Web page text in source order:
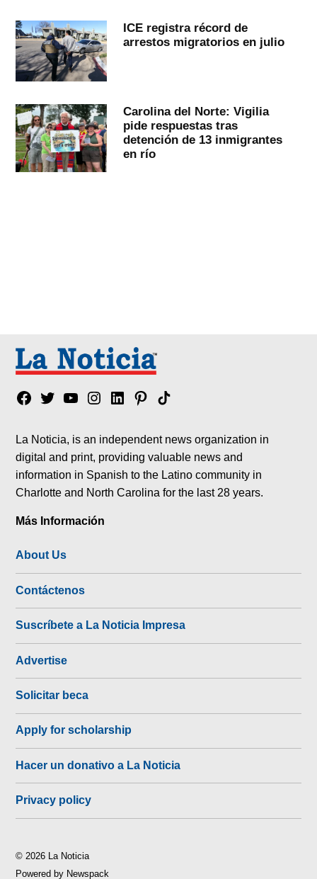
ICE registra récord de
arrestos migratorios en julio
Carolina del Norte: Vigilia
pide respuestas tras
detención de 13 inmigrantes
en río
Facebook
TwitterYouTubeInstagram
LinkedinPinterest
Tik
La Noticia, is an independent news organization in
digital and print, providing valuable news and
information in Spanish to the Latino community in
Charlotte and North Carolina for the last 28 years.
Más Información
About Us
Contáctenos
Suscríbete a La Noticia Impresa
Advertise
Solicitar beca
Apply for scholarship
Hacer un donativo a La Noticia
Privacy policy
© 2026 La Noticia
Powered by Newspack